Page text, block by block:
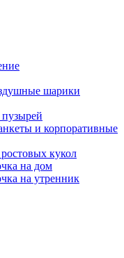
шарики
и корпоративные
кукол
на дом
на утренник